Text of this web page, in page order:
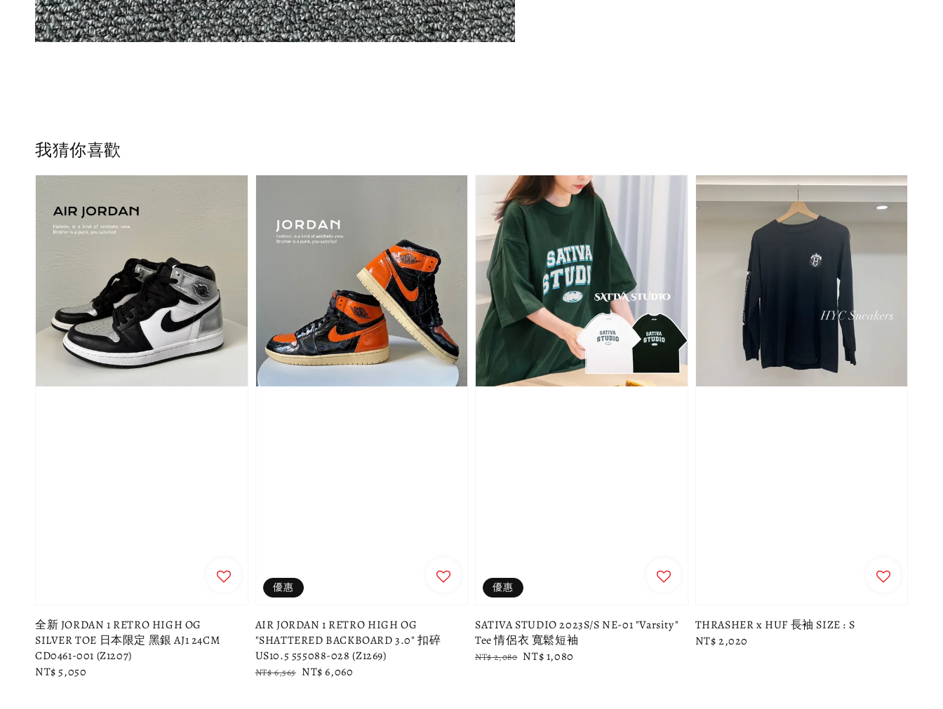
我猜你喜歡
全新 JORDAN 1 RETRO HIGH OG
SILVER TOE 日本限定 黑銀 AJ1 24CM
CD0461-001 (Z1207)
Regular
NT$ 5,050
優惠
AIR JORDAN 1 RETRO HIGH OG
"SHATTERED BACKBOARD 3.0" 扣碎
US10.5 555088-028 (Z1269)
Regular
NT$ 6,565 Sale
NT$ 6,060
優惠
SATIVA STUDIO 2023S/S NE-01 "Varsity"
Tee 情侶衣 寬鬆短袖
Regular
NT$ 2,080 Sale
NT$ 1,080
THRASHER x HUF 長袖 SIZE : S
Regular
NT$ 2,020